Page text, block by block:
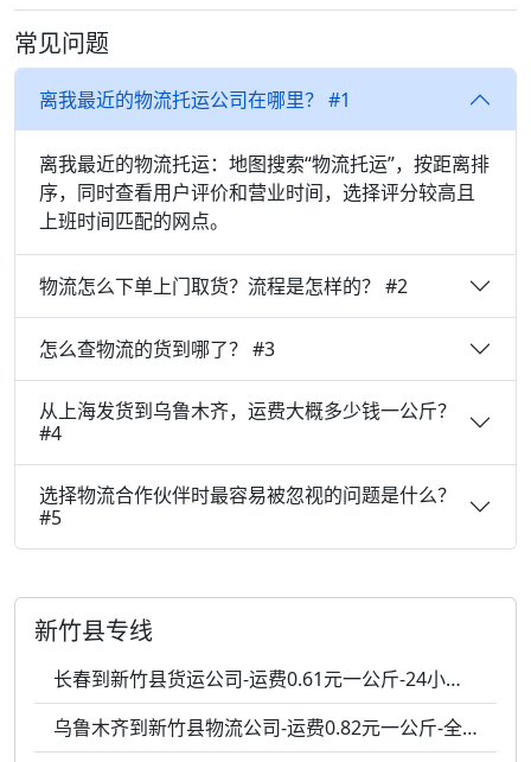
常见问题
离我最近的物流托运公司在哪里？ #1
离我最近的物流托运：地图搜索“物流托运”，按距离排
序，同时查看用户评价和营业时间，选择评分较高且
上班时间匹配的网点。
物流怎么下单上门取货？流程是怎样的？ #2
怎么查物流的货到哪了？ #3
从上海发货到乌鲁木齐，运费大概多少钱一公斤？
#4
选择物流合作伙伴时最容易被忽视的问题是什么？
#5
新竹县专线
长春到新竹县货运公司-运费0.61元一公斤-24小时服务
乌鲁木齐到新竹县物流公司-运费0.82元一公斤-全程跟踪